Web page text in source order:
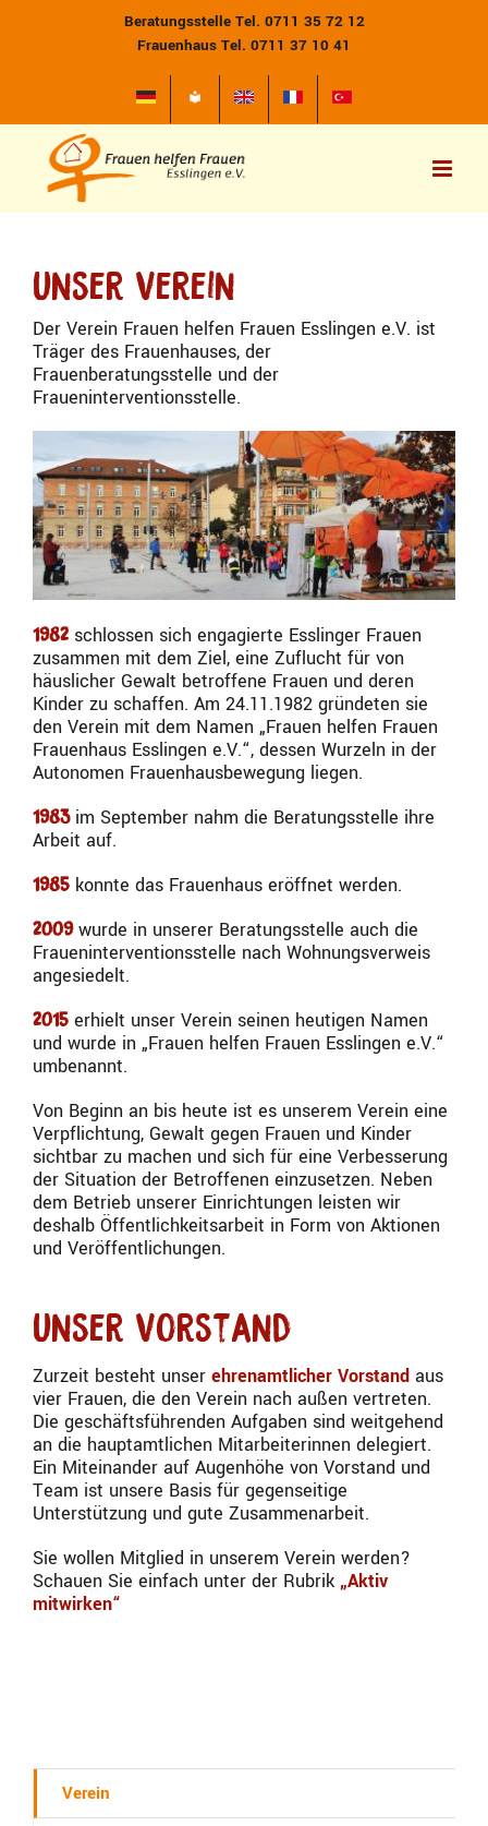
Beratungsstelle Tel. 0711 35 72 12
Frauenhaus Tel. 0711 37 10 41
Unser Verein
Der Verein Frauen helfen Frauen Esslingen e.V. ist
Träger des Frauenhauses, der
Frauenberatungsstelle und der
Fraueninterventionsstelle.
1982 schlossen sich engagierte Esslinger Frauen
zusammen mit dem Ziel, eine Zuflucht für von
häuslicher Gewalt betroffene Frauen und deren
Kinder zu schaffen. Am 24.11.1982 gründeten sie
den Verein mit dem Namen „Frauen helfen Frauen
Frauenhaus Esslingen e.V.“, dessen Wurzeln in der
Autonomen Frauenhausbewegung liegen.
1983im September nahm die Beratungsstelle ihre
Arbeit auf.
1985 konnte das Frauenhaus eröffnet werden.
2009wurde in unserer Beratungsstelle auch die
Fraueninterventionsstelle nach Wohnungsverweis
angesiedelt.
2015 erhielt unser Verein seinen heutigen Namen
und wurde in „Frauen helfen Frauen Esslingen e.V.“
umbenannt.
Von Beginn an bis heute ist es unserem Verein eine
Verpflichtung, Gewalt gegen Frauen und Kinder
sichtbar zu machen und sich für eine Verbesserung
der Situation der Betroffenen einzusetzen. Neben
dem Betrieb unserer Einrichtungen leisten wir
deshalb Öffentlichkeitsarbeit in Form von Aktionen
und Veröffentlichungen.
Unser Vorstand
Zurzeit besteht unser ehrenamtlicher Vorstand aus
vier Frauen, die den Verein nach außen vertreten.
Die geschäftsführenden Aufgaben sind weitgehend
an die hauptamtlichen Mitarbeiterinnen delegiert.
Ein Miteinander auf Augenhöhe von Vorstand und
Team ist unsere Basis für gegenseitige
Unterstützung und gute Zusammenarbeit.
Sie wollen Mitglied in unserem Verein werden?
Schauen Sie einfach unter der Rubrik „Aktiv
mitwirken“
Verein